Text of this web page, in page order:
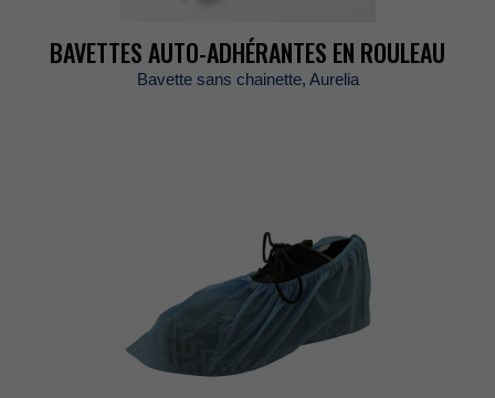
BAVETTESAUTO-ADHÉRANTESENROULEAU
Bavettesanschainette,Aurelia